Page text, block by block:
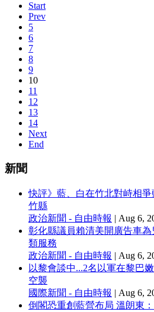
Start
Prev
5
6
7
8
9
10
11
12
13
14
Next
End
新聞
快評》藍、白在竹北對峙相
竹縣
政治新聞 - 自由時報 | Aug 6,
彰化縣議員賴清美開廣告車
類服務
政治新聞 - 自由時報 | Aug 6,
以黎會談中...2名以軍在黎巴
空襲
國際新聞 - 自由時報 | Aug 6,
倒閣恐重創藍營布局 溫朗東